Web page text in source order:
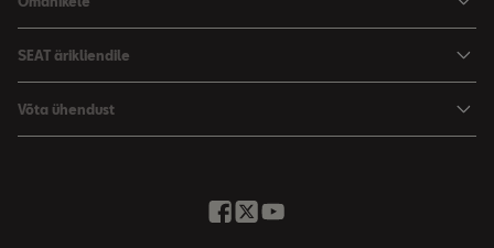
Leon Sportstourer
Varustus ja tehnilised andmed
Broneeri proovisõit
Varuosad
Garantii
SEAT ärikliendile
Võta ühendust